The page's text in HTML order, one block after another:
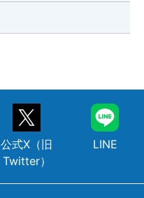
公式X（旧
Twitter）
LINE